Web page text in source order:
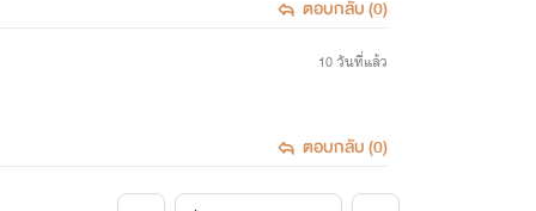
ตอบกลับ (0)
10 วันที่แล้ว
ตอบกลับ (0)
< >